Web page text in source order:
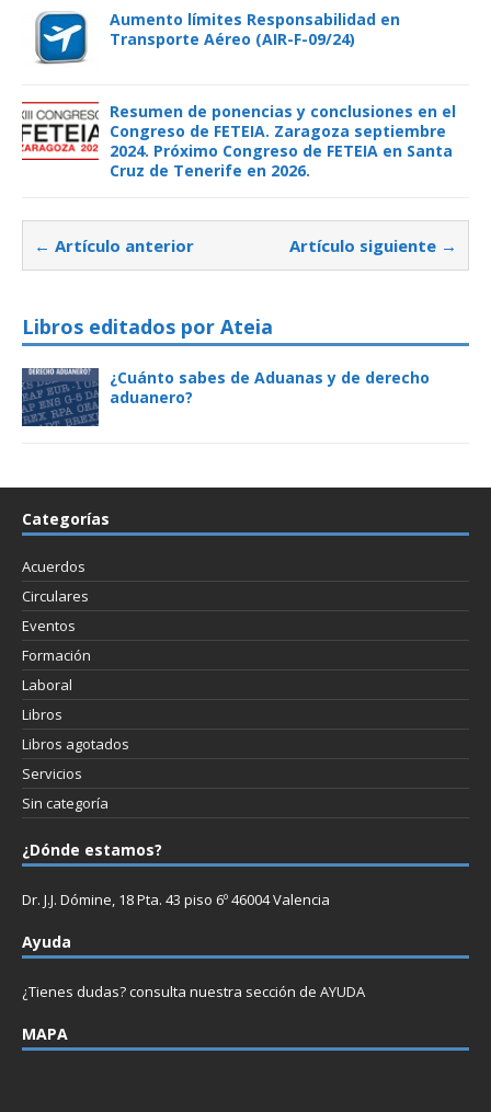
Aumento límites Responsabilidad en
Transporte Aéreo (AIR-F-09/24)
Resumen de ponencias y conclusiones en el
Congreso de FETEIA. Zaragoza septiembre
2024. Próximo Congreso de FETEIA en Santa
Cruz de Tenerife en 2026.
← Artículo anterior Artículo siguiente →
Libros editados por Ateia
¿Cuánto sabes de Aduanas y de derecho
aduanero?
Categorías
Acuerdos
Circulares
Eventos
Formación
Laboral
Libros
Libros agotados
Servicios
Sin categoría
¿Dónde estamos?
Dr. J.J. Dómine, 18 Pta. 43 piso 6º 46004 Valencia
Ayuda
¿Tienes dudas? consulta nuestra sección de AYUDA
MAPA